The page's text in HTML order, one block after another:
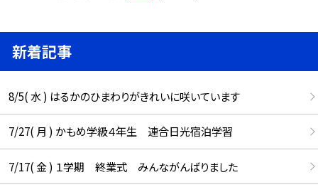
新着記事
8/5( 水 ) はるかのひまわりがきれいに咲いています
7/27( 月 ) かもめ学級４年生 連合日光宿泊学習
7/17( 金 ) １学期 終業式 みんながんばりました